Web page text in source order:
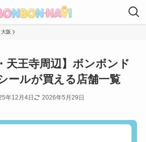
大阪
天王寺周辺】ボンボンド
ールが買える店舗一覧
年12月4日 2026年5月29日